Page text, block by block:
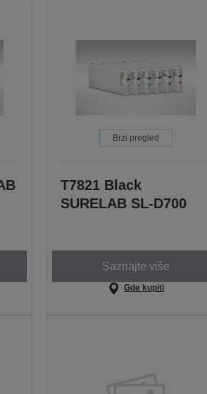
Brzi pregled
T7821 Black
SURELAB SL-D700
Saznajte više
Gde kupiti